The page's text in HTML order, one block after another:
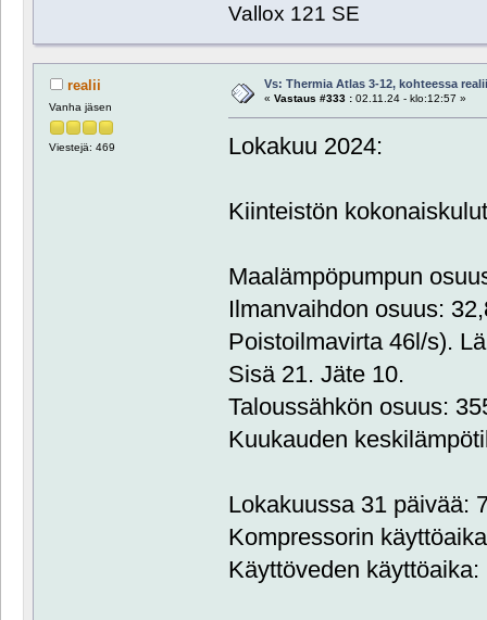
Vallox 121 SE
realii
Vanha jäsen
Viestejä: 469
Vs: Thermia Atlas 3-12, kohteessa realii
« Vastaus #333 :02.11.24 - klo:12:57 »
Lokakuu 2024:
Kiinteistön
Maalämpöpumpun
Ilmanvaihdon osuus:
Poistoilmavirta 46l/s).
Sisä 21. Jäte 10.
Taloussähkön osuus:
Kuukauden
Lokakuussa 31 päivää:
Kompressorin
Käyttöveden käyttöaika: